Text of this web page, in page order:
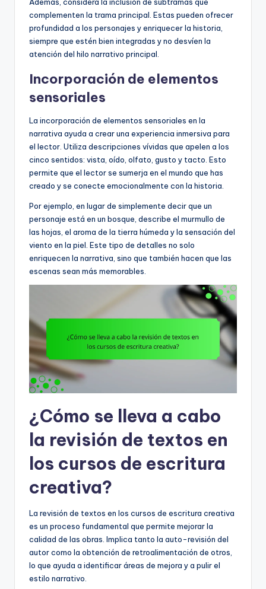
complementen la trama principal. Estas pueden ofrecer
profundidad a los personajes y enriquecer la historia,
siempre que estén bien integradas y no desvíen la
atención del hilo narrativo principal.
Incorporación de elementos
sensoriales
La incorporación de elementos sensoriales en la
narrativa ayuda a crear una experiencia inmersiva para
el lector. Utiliza descripciones vívidas que apelen a los
cinco sentidos: vista, oído, olfato, gusto y tacto. Esto
permite que el lector se sumerja en el mundo que has
creado y se conecte emocionalmente con la historia.
Por ejemplo, en lugar de simplemente decir que un
personaje está en un bosque, describe el murmullo de
las hojas, el aroma de la tierra húmeda y la sensación del
viento en la piel. Este tipo de detalles no solo
enriquecen la narrativa, sino que también hacen que las
escenas sean más memorables.
¿Cómo se lleva a cabo
la revisión de textos en
los cursos de escritura
creativa?
La revisión de textos en los cursos de escritura creativa
es un proceso fundamental que permite mejorar la
calidad de las obras. Implica tanto la auto-revisión del
autor como la obtención de retroalimentación de otros,
lo que ayuda a identificar áreas de mejora y a pulir el
estilo narrativo.